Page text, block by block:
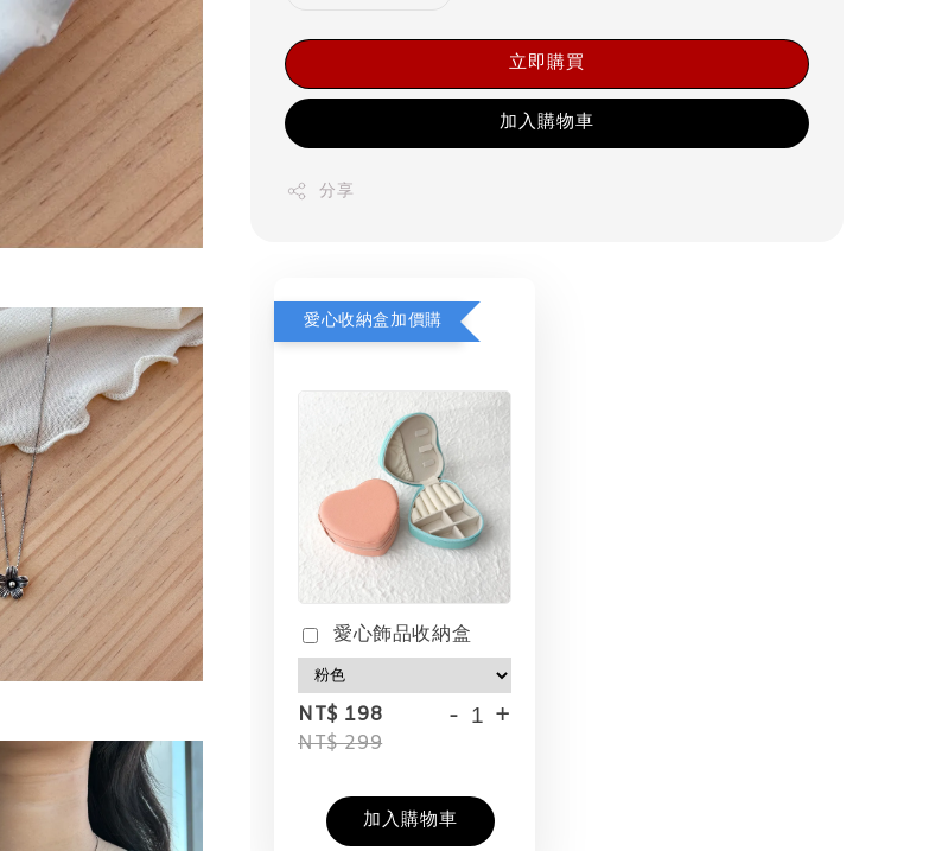
立即購買
加入購物車
分享
愛心收納盒加價購
愛心飾品收納盒
NT$ 198
NT$ 299
- +
加入購物車